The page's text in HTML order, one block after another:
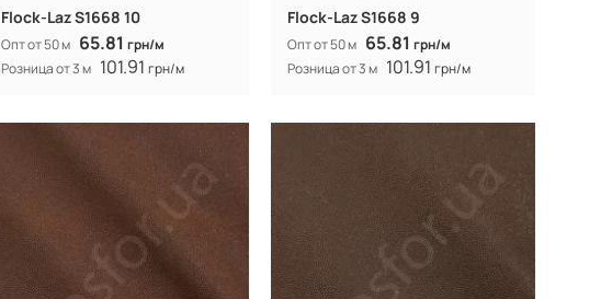
Flock-Laz S1668 10
Опт от 50 м 65.81 грн/м
Розница от 3 м 101.91 грн/м
Flock-Laz S1668 9
Опт от 50 м 65.81 грн/м
Розница от 3 м 101.91 грн/м
312 гр/м
154 (153) см
312 гр/м
Ширина рулона: 154 (153) см